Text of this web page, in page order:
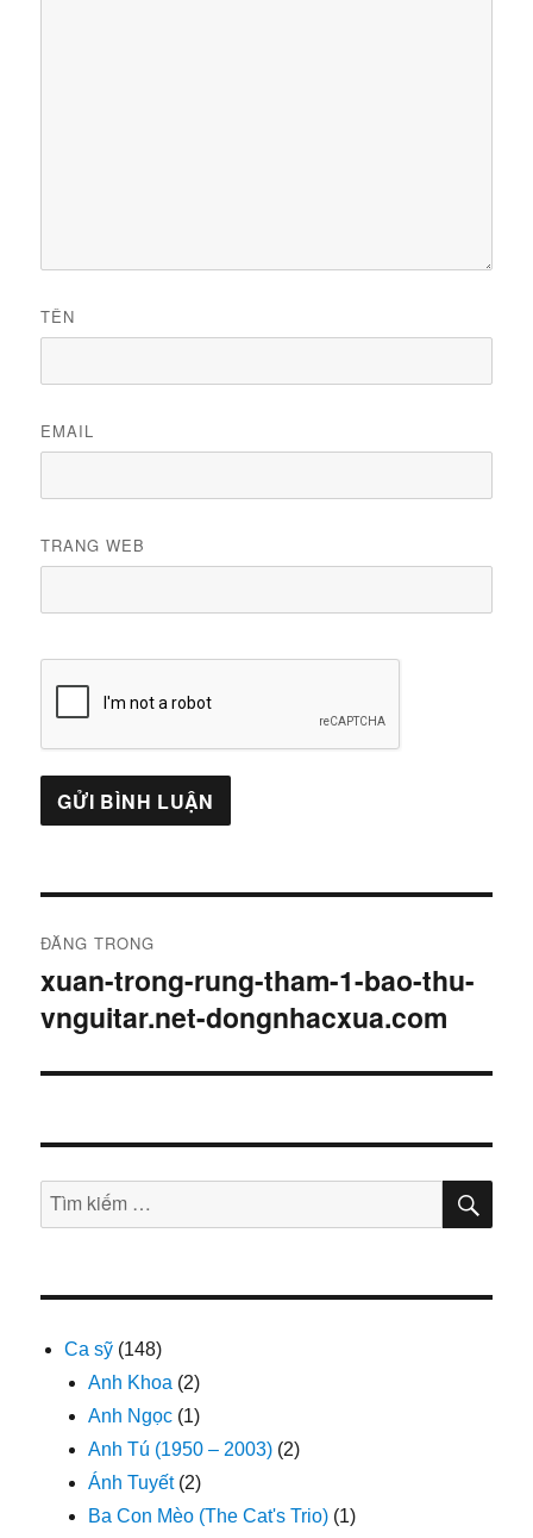
TÊN
EMAIL
TRANG WEB
hướng
bài
viết
ĐĂNG TRONG
xuan-trong-rung-tham-1-bao-thu-
vnguitar.net-dongnhacxua.com
Tìm
kiếm:
TÌM
Ca sỹ (148)
Anh Khoa (2)
Anh Ngọc (1)
Anh Tú (1950 – 2003) (2)
Ánh Tuyết(2)
Ba Con Mèo (The Cat's Trio) (1)